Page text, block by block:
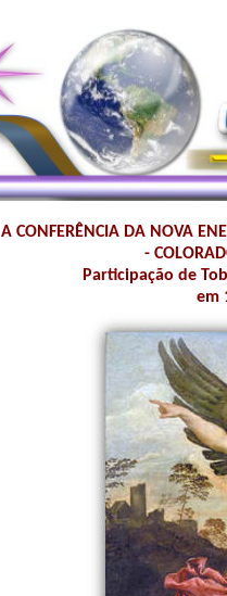
A CONFERÊNCIA DA NOVA
-
Participação de
em